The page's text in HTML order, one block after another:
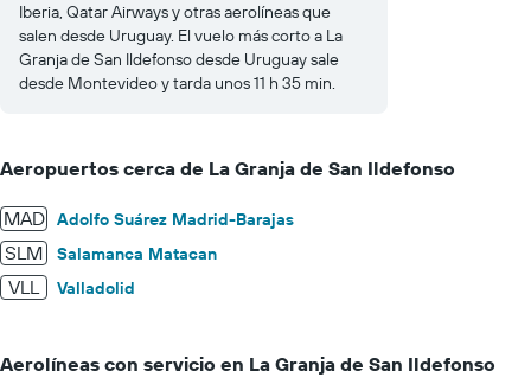
Iberia, Qatar Airways y otras aerolíneas que
salen desde Uruguay. El vuelo más corto a La
Granja de San Ildefonso desde Uruguay sale
desde Montevideo y tarda unos 11 h 35 min.
Aeropuertos cerca de La Granja de San Ildefonso
MAD Adolfo Suárez Madrid-Barajas
SLM Salamanca Matacan
VLL Valladolid
Aerolíneas con servicio en La Granja de San Ildefonso